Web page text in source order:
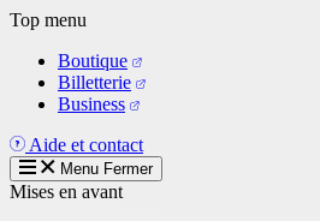
Aller
contenu
principal
Top menu
Boutique
Billetterie
Business
Aide et contact
Menu Fermer
Mises en avant